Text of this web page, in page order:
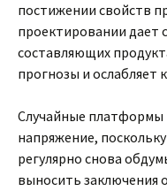
постижении свойств
проектировании дает
составляющих
прогнозы и ослабляет
Случайные платформы
напряжение,
регулярно снова
выносить заключения